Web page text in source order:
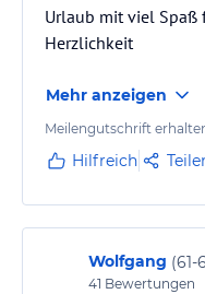
Urlaub mit viel
Herzlichkeit
Mehr anzeigen
Meilengutschrift
Hilfreich
Wolfgang (61-
41 Bewertungen